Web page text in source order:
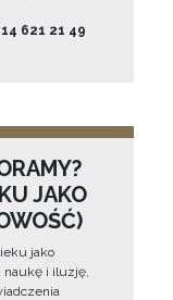
621 21 49
JAKO
jako
naukę i iluzję,